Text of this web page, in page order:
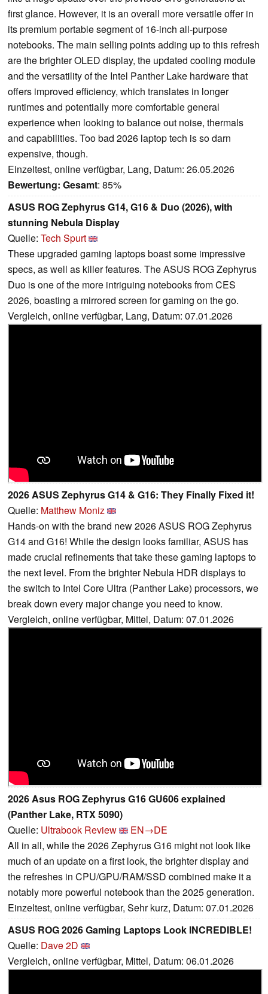
first glance. However, it is an overall more versatile offer in
its premium portable segment of 16-inch all-purpose
notebooks. The main selling points adding up to this refresh
are the brighter OLED display, the updated cooling module
and the versatility of the Intel Panther Lake hardware that
offers improved efficiency, which translates in longer
runtimes and potentially more comfortable general
experience when looking to balance out noise, thermals
and capabilities. Too bad 2026 laptop tech is so darn
expensive, though.
Einzeltest, online verfügbar, Lang, Datum: 26.05.2026
Bewertung: Gesamt: 85%
ASUS ROG Zephyrus G14, G16 & Duo (2026), with
stunning Nebula Display
Quelle: Tech Spurt
These upgraded gaming laptops boast some impressive
specs, as well as killer features. The ASUS ROG Zephyrus
Duo is one of the more intriguing notebooks from CES
2026, boasting a mirrored screen for gaming on the go.
Vergleich, online verfügbar, Lang, Datum: 07.01.2026
2026 ASUS Zephyrus G14 & G16: They Finally Fixed it!
Quelle: Matthew Moniz
Hands-on with the brand new 2026 ASUS ROG Zephyrus
G14 and G16! While the design looks familiar, ASUS has
made crucial refinements that take these gaming laptops to
the next level. From the brighter Nebula HDR displays to
the switch to Intel Core Ultra (Panther Lake) processors, we
break down every major change you need to know.
Vergleich, online verfügbar, Mittel, Datum: 07.01.2026
2026 Asus ROG Zephyrus G16 GU606 explained
(Panther Lake, RTX 5090)
Quelle: Ultrabook Review
EN→DE
All in all, while the 2026 Zephyrus G16 might not look like
much of an update on a first look, the brighter display and
the refreshes in CPU/GPU/RAM/SSD combined make it a
notably more powerful notebook than the 2025 generation.
Einzeltest, online verfügbar, Sehr kurz, Datum: 07.01.2026
ASUS ROG 2026 Gaming Laptops Look INCREDIBLE!
Quelle: Dave 2D
Vergleich, online verfügbar, Mittel, Datum: 06.01.2026